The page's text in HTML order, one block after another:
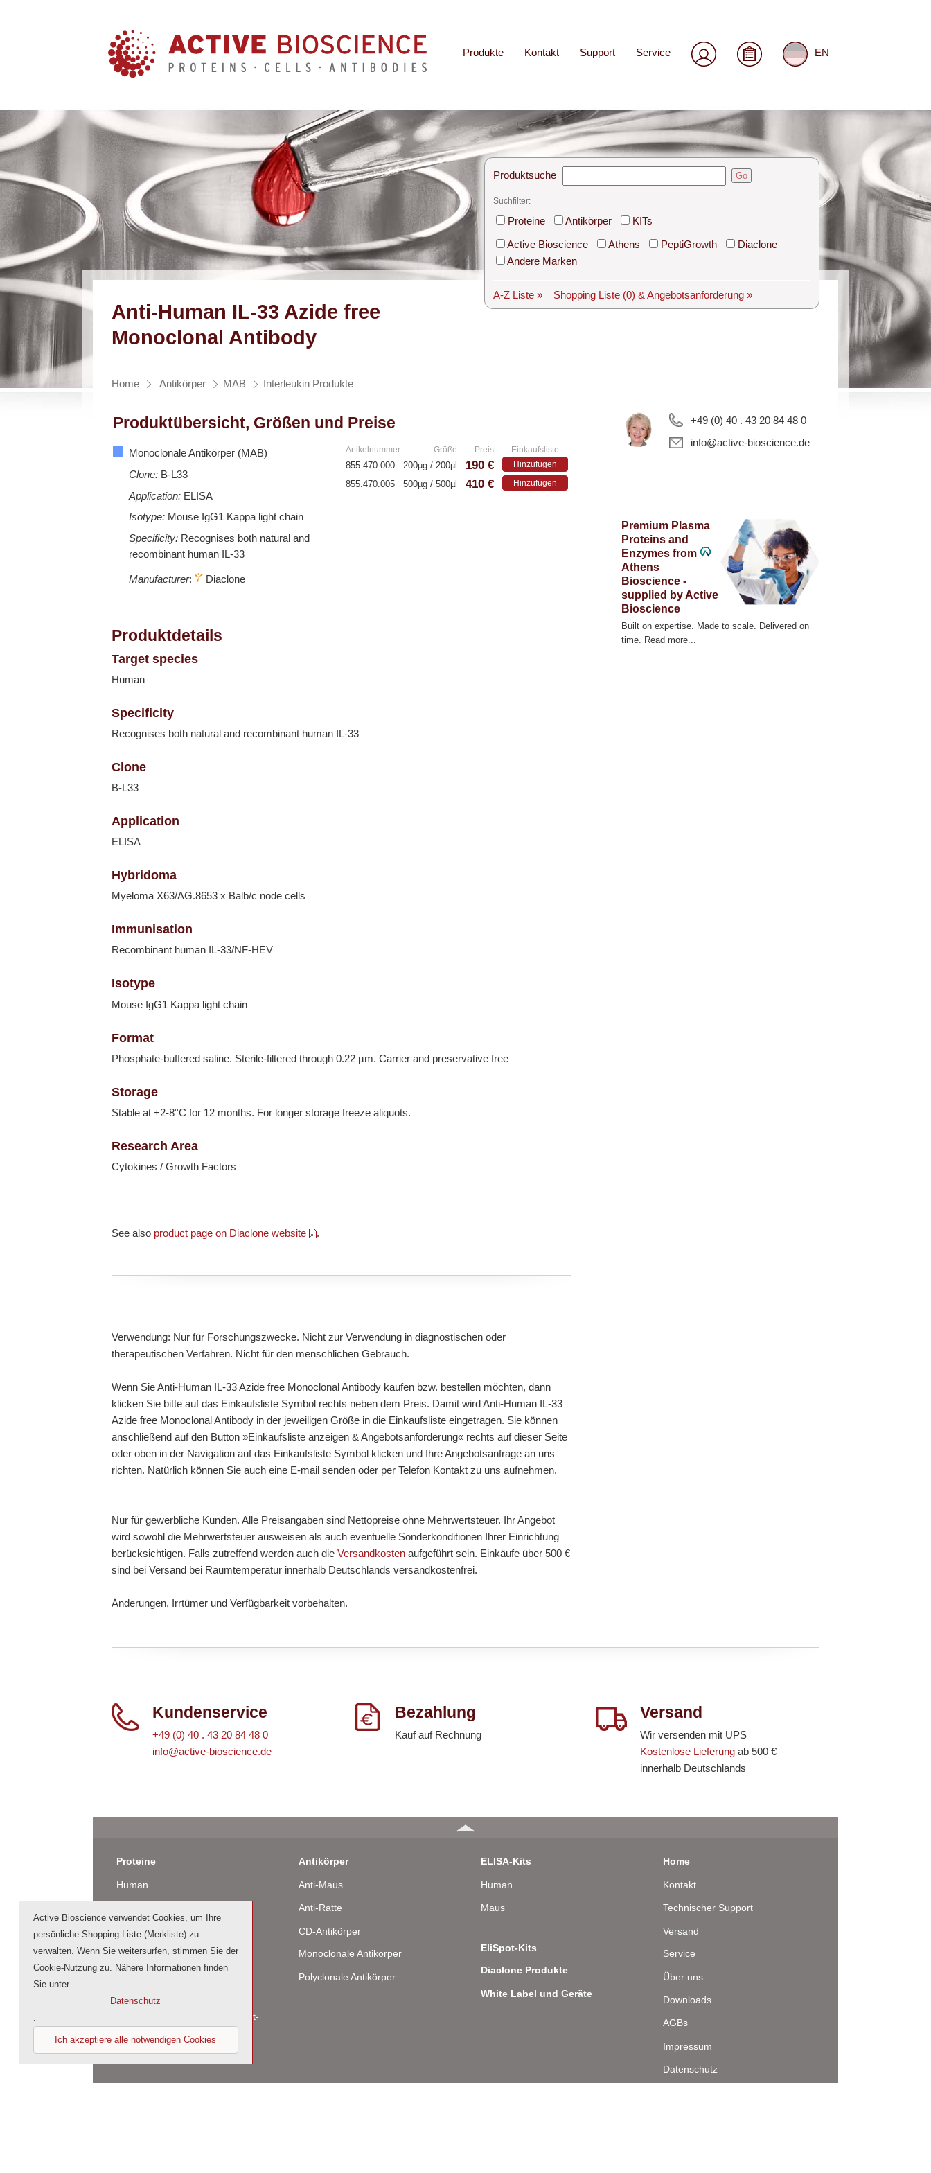
Produkte Kontakt Support Service EN
Anti-Human IL-33 Azide free
Monoclonal Antibody
Produktsuche Go
Suchfilter:
Proteine Antikörper
KITs
Active Bioscience
Athens PeptiGrowth
Diaclone
Andere Marken
A-Z Liste » Shopping Liste (0) & Angebotsanforderung »
Home Antikörper MAB Interleukin Produkte
+49 (0) 40 . 43 20 84 48 0
info@active-bioscience.de
Premium Plasma
Proteins and
Enzymes from
Athens
Bioscience -
supplied by Active
Bioscience
Built on expertise. Made to scale. Delivered on
time. Read more...
Produktübersicht, Größen und Preise
Monoclonale Antikörper (MAB)
Clone: B-L33
Application: ELISA
Isotype: Mouse IgG1 Kappa light chain
Specificity: Recognises both natural and
recombinant human IL-33
Manufacturer: Diaclone
Artikelnummer Größe Preis Einkaufsliste
855.470.000 200µg / 200µl 190 € Hinzufügen
855.470.005 500µg / 500µl 410 € Hinzufügen
Produktdetails
Target species
Human
Specificity
Recognises both natural and recombinant human IL-33
Clone
B-L33
Application
ELISA
Hybridoma
Myeloma X63/AG.8653 x Balb/c node cells
Immunisation
Recombinant human IL-33/NF-HEV
Isotype
Mouse IgG1 Kappa light chain
Format
Phosphate-buffered saline. Sterile-filtered through 0.22 µm. Carrier and preservative free
Storage
Stable at +2-8°C for 12 months. For longer storage freeze aliquots.
Research Area
Cytokines / Growth Factors
See also product page on Diaclone website .
Verwendung: Nur für Forschungszwecke. Nicht zur Verwendung in diagnostischen oder
therapeutischen Verfahren. Nicht für den menschlichen Gebrauch.
Wenn Sie Anti-Human IL-33 Azide free Monoclonal Antibody kaufen bzw. bestellen möchten, dann
klicken Sie bitte auf das Einkaufsliste Symbol rechts neben dem Preis. Damit wird Anti-Human IL-33
Azide free Monoclonal Antibody in der jeweiligen Größe in die Einkaufsliste eingetragen. Sie können
anschließend auf den Button »Einkaufsliste anzeigen & Angebotsanforderung« rechts auf dieser Seite
oder oben in der Navigation auf das Einkaufsliste Symbol klicken und Ihre Angebotsanfrage an uns
richten. Natürlich können Sie auch eine E-mail senden oder per Telefon Kontakt zu uns aufnehmen.
Nur für gewerbliche Kunden. Alle Preisangaben sind Nettopreise ohne Mehrwertsteuer. Ihr Angebot
wird sowohl die Mehrwertsteuer ausweisen als auch eventuelle Sonderkonditionen Ihrer Einrichtung
berücksichtigen. Falls zutreffend werden auch dieVersandkosten aufgeführt sein. Einkäufe über 500 €
sind bei Versand bei Raumtemperatur innerhalb Deutschlands versandkostenfrei.
Änderungen, Irrtümer und Verfügbarkeit vorbehalten.
Kundenservice
+49 (0) 40 . 43 20 84 48 0
info@active-bioscience.de
Bezahlung
Kauf auf Rechnung
Versand
Wir versenden mit UPS
Kostenlose Lieferung ab 500 €
innerhalb Deutschlands
Proteine
Human
Ratte
Rind / Schaf
Cell culture tested premium (cct-
premium)
Antikörper
Anti-Maus
Anti-Ratte
CD-Antikörper
Monoclonale Antikörper
Polyclonale Antikörper
ELISA-Kits
Human
Maus
EliSpot-Kits
Diaclone Produkte
White Label und Geräte
Home
Kontakt
Technischer Support
Versand
Service
Über uns
Downloads
AGBs
Impressum
Datenschutz
Active Bioscience verwendet Cookies, um Ihre
persönliche Shopping Liste (Merkliste) zu
verwalten. Wenn Sie weitersurfen, stimmen Sie der
Cookie-Nutzung zu. Nähere Informationen finden
Sie unter
Datenschutz
Ich akzeptiere alle notwendigen Cookies